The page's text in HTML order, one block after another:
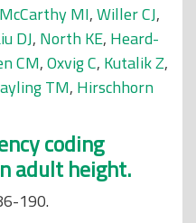
McCarthy MI,Willer CJ,
DJ, North KE, Heard-
CM,Oxvig C, Kutalik Z,
TM, Hirschhorn
coding
adult height.
190.